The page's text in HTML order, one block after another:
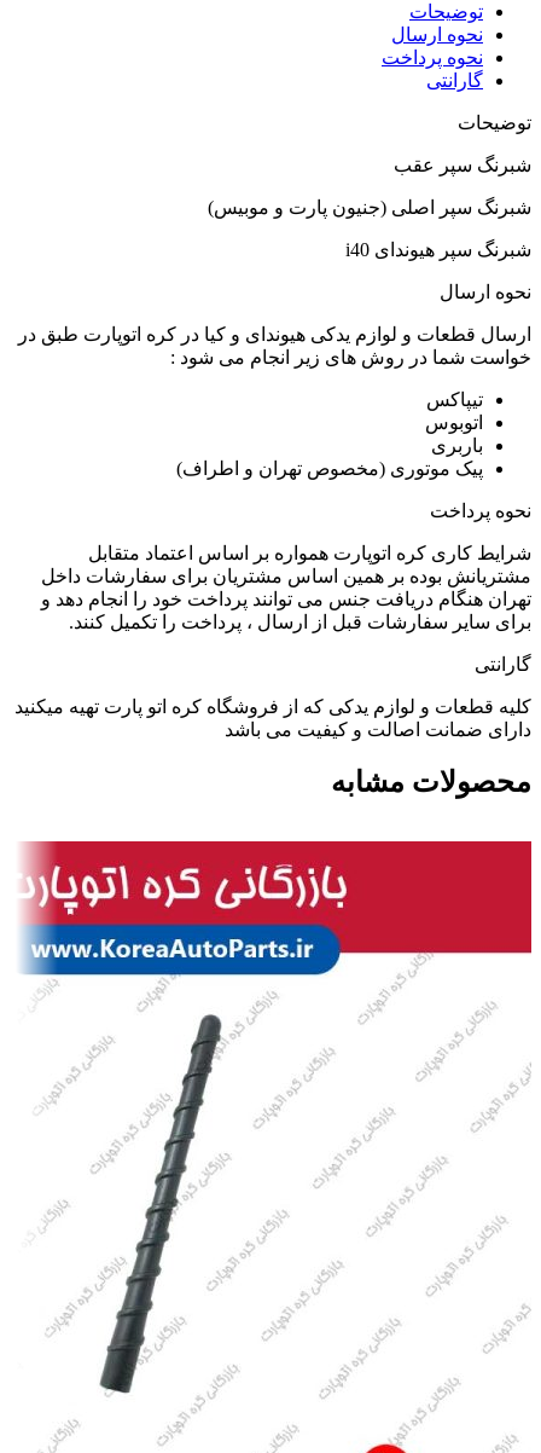
توضیحات
نحوه ارسال
نحوه پرداخت
گارانتی
توضیحات
شبرنگ سپر عقب
شبرنگ سپر اصلی (جنیون پارت و موبیس)
شبرنگ سپر هیوندای i40
نحوه ارسال
ارسال قطعات و لوازم یدکی هیوندای و کیا در کره اتوپارت طبق در
خواست شما در روش های زیر انجام می شود :
تیپاکس
اتوبوس
باربری
پیک موتوری (مخصوص تهران و اطراف)
نحوه پرداخت
شرایط کاری کره اتوپارت همواره بر اساس اعتماد متقابل
مشتریانش بوده بر همین اساس مشتریان برای سفارشات داخل
تهران هنگام دریافت جنس می توانند پرداخت خود را انجام دهد و
برای سایر سفارشات قبل از ارسال ، پرداخت را تکمیل کنند.
گارانتی
کلیه قطعات و لوازم یدکی که از فروشگاه کره اتو پارت تهیه میکنید
دارای ضمانت اصالت و کیفیت می باشد
محصولات مشابه